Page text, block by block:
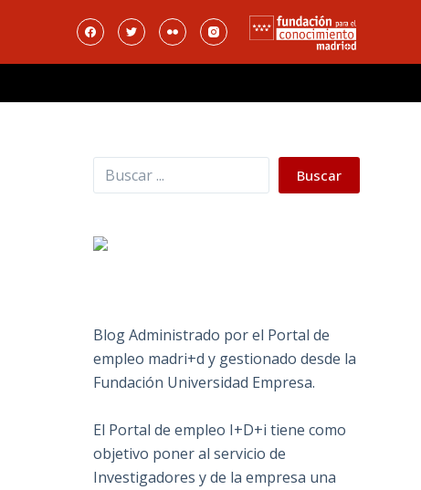
Buscar Buscar
Blog Administrado por el Portal de
empleo madri+d y gestionado desde la
Fundación Universidad Empresa.
El Portal de empleo I+D+i tiene como
objetivo poner al servicio de
Investigadores y de la empresa una